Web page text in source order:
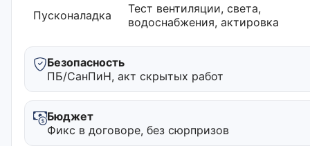
Пусконаладка
Тест вентиляции, света,
водоснабжения, актировка
Безопасность
ПБ/СанПиН, акт скрытых работ
Бюджет
Фикс в договоре, без сюрпризов